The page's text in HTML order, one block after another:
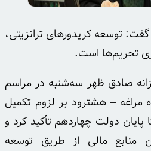
توسعه کریدورهای ترانزیتی،
تحریم‌ها است.
صادق ظهر سه‌شنبه در مراسم
آزادراه مراغه – هشترود بر لزوم تکمیل
پایان دولت چهاردهم تأکید کرد و
منابع مالی از طریق توسعه